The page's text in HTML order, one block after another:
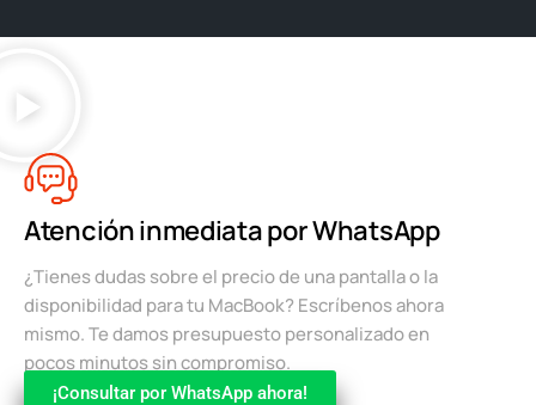
Atención inmediata por WhatsApp
¿Tienes dudas sobre el precio de una pantalla o la
disponibilidad para tu MacBook? Escríbenos ahora
mismo. Te damos presupuesto personalizado en
pocos minutos sin compromiso.
¡Consultar por WhatsApp ahora!